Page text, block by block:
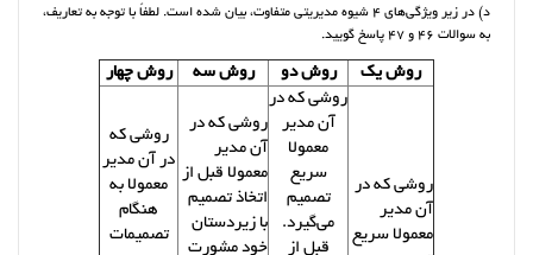
د) در زیر ویژگی‌های 4 شیوه مدیریتی متفاوت، بیان شده است. لطفاً با توجه به تعاریف،
به سوالات 46 و 47 پاسخ گویید.
روش یک روش دو روش سه روش چهار
روشی که در
آن مدیر
معمولا سریع
روشی که در
آن مدیر
معمولا
سریع
تصمیم
می‌گیرد.
قبل از
روشی که در
آن مدیر
معمولا قبل از
اتخاذ تصمیم
با زیردستان
خود مشورت
روشی که
در آن مدیر
معمولا به
هنگام
تصمیمات